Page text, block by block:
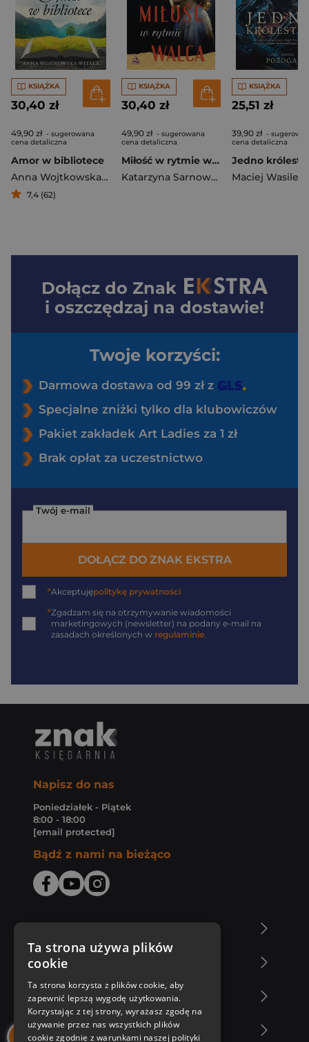
KSIĄŻKA
30,40 zł
49,90 zł - sugerowana
cena detaliczna
Amor w bibliotece
Anna Wojtkowska-Witala
7,4 (62)
KSIĄŻKA
30,40 zł
49,90 zł - sugerowana
cena detaliczna
Miłość w rytmie walca
Katarzyna Sarnowska
KSIĄŻKA
25,51 zł
39,90 zł -
cena detaliczna
Maciej
Dołącz do Znak
i oszczędzaj na dostawie!
Twoje korzyści:
Darmowa dostawa od 99 zł z
Specjalne zniżki tylko dla klubowiczów
Pakiet zakładek Art Ladies za 1 zł
Brak opłat za uczestnictwo
Twój e-mail
DOŁĄCZ DO ZNAK EKSTRA
*Akceptujępolitykę prywatności
*Zgadzam się na otrzymywanie wiadomości
marketingowych (newsletter) na podany e-mail na
zasadach określonych w regulaminie
Napisz do nas
Poniedziałek - Piątek
8:00 - 18:00
[email protected]
Bądź z nami na bieżąco
Zakupy u nas
Nasza oferta
Nasi autorzy
Ta strona używa plików
cookie
Ta strona korzysta z plików cookie, aby
zapewnić lepszą wygodę użytkowania.
Korzystając z tej strony, wyrażasz zgodę na
używanie przez nas wszystkich plików
cookie zgodnie z warunkami naszej polityki